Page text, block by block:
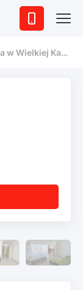
Wielkiej Kamelii